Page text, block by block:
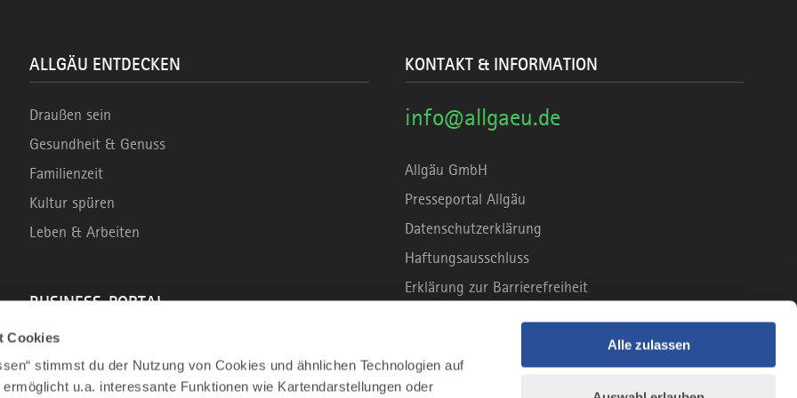
Cookies
stimmst du der Nutzung von Cookies und ähnlichen Technologien auf
u.a. interessante Funktionen wie Kartendarstellungen oder
Alle zulassen
ALLGÄU ENTDECKEN
Draußen sein
Gesundheit & Genuss
Familienzeit
Kultur spüren
Leben & Arbeiten
BUSINESS-PORTAL
Wirtschaftsstandort
KONTAKT & INFORMATION
info@allgaeu.de
Allgäu GmbH
Presseportal Allgäu
Datenschutzerklärung
Haftungsausschluss
Erklärung zur Barrierefreiheit